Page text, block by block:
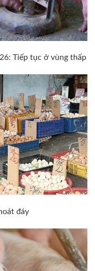
Tiếp tục ở vùng thấp
đáy